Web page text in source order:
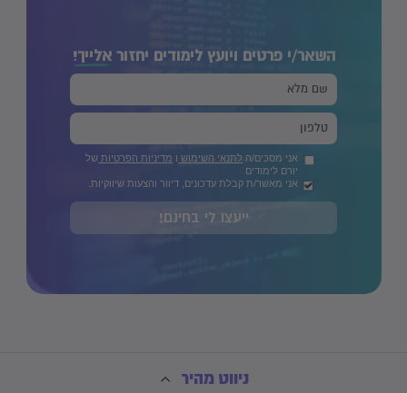
השאר/י פרטים ויועץ לימודים יחזוראלייך!
אני מסכים/ה לתנאי השימוש ו מדיניות הפרטיות של
יורם לימודים
אני מאשר/ת קבלת עדכונים, דיוור והצעות שיווקיות.
ייעצו לי בחינם!
ניווט מהיר